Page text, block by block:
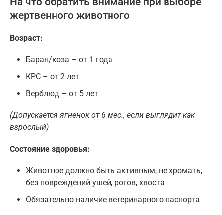
жертвенного животного
Возраст:
Баран/коза – от 1 года
КРС – от 2 лет
Верблюд – от 5 лет
(Допускается ягненок от 6 мес., если выглядит как
взрослый)
Состояние здоровья:
Животное должно быть активным, не хромать,
без повреждений ушей, рогов, хвоста
Обязательно наличие ветеринарного паспорта